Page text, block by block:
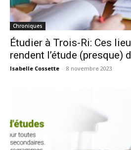
Chroniques
Étudier à Trois-Ri: Ces
rendent l’étude (presque)
Isabelle Cossette - 8 novembre 2023